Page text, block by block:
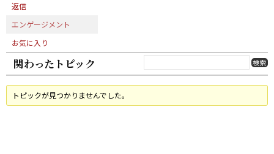
返信
エンゲージメント
お気に入り
関わったトピック
トピックが見つかりませんでした。